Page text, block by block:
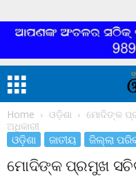
Home ଓଡ଼ିଶା
ମୋଦିଙ୍କ
ଅଧିକାରୀ
ଓଡ଼ିଶା ଜାତୀୟ ଜିଲ୍ଲା
ମୋଦିଙ୍କ ପ୍ରମୁଖ